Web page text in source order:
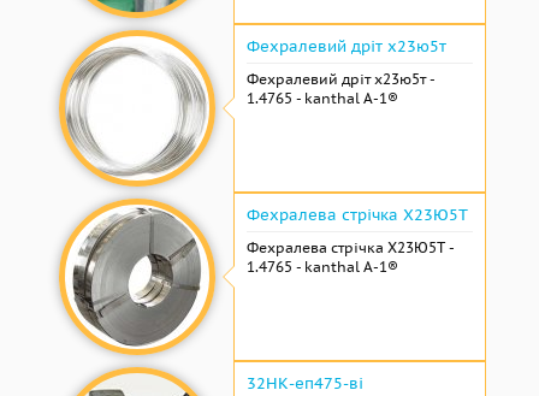
Фехралевий дріт х23ю5т
Фехралевий дріт х23ю5т -
1.4765 - kanthal A-1®
Фехралева стрічка Х23Ю5Т
Фехралева стрічка Х23Ю5Т -
1.4765 - kanthal A-1®
32НК-еп475-ві